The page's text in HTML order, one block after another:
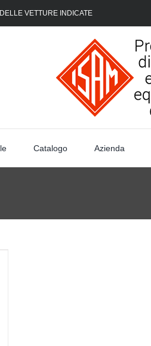
VETTURE INDICATE
Catalogo Azienda